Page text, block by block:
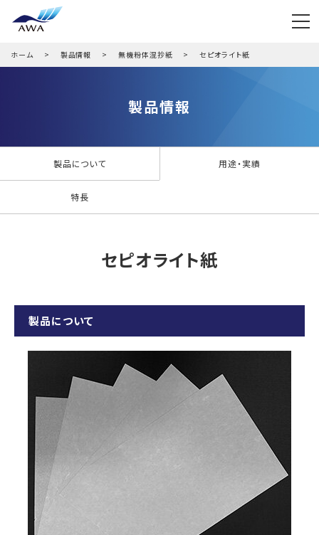
ホーム 製品情報 無機粉体混抄紙 セピオライト紙
製品情報
製品について 用途・実績
特長
セピオライト紙
製品について